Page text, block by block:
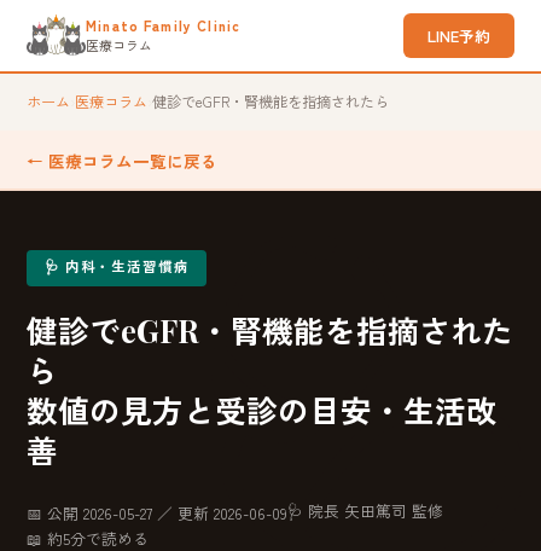
Minato Family Clinic
医療コラム
LINE予約
ホーム 医療コラム ›健診でeGFR・腎機能を指摘されたら
← 医療コラム一覧に戻る
🩺 内科・生活習慣病
健診でeGFR・腎機能を指摘された
ら
数値の見方と受診の目安・生活改
善
📅 公開 2026-05-27 ／ 更新 2026-06-09🩺 院長 矢田篤司 監修
📖 約5分で読める